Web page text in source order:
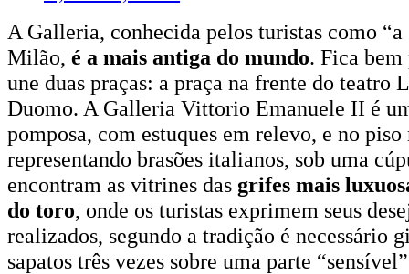
A Galleria, conhecida pelos turistas como “a
Milão, é a mais antiga do mundo. Fica
une duas praças: a praça na frente do teatro
Duomo. A Galleria Vittorio Emanuele II é
pomposa, com estuques em relevo, e no piso
representando brasões italianos, sob uma
encontram as vitrines das grifes mais
do toro, onde os turistas exprimem seus
realizados, segundo a tradição é necessário
sapatos três vezes sobre uma parte